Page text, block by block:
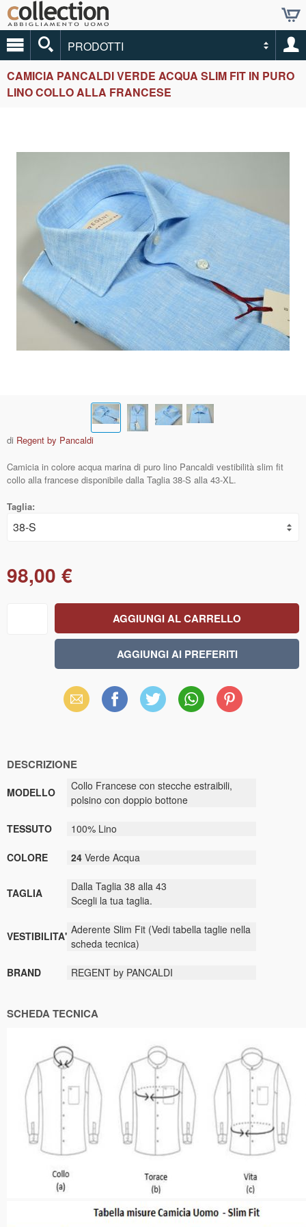
PRODOTTI
CAMICIA PANCALDI VERDE ACQUA SLIM FIT IN PURO
LINO COLLO ALLA FRANCESE
di Regent by Pancaldi
Camicia in colore acqua marina di puro lino Pancaldi vestibilità slim fit
collo alla francese disponibile dalla Taglia 38-S alla 43-XL.
Taglia:
98,00 €
Email Facebook X WhatsAppPinterest
DESCRIZIONE
MODELLO
Collo Francese con stecche estraibili,
polsino con doppio bottone
TESSUTO 100% Lino
COLORE 24 Verde Acqua
TAGLIA
Dalla Taglia 38 alla 43
Scegli la tua taglia.
VESTIBILITA' Aderente Slim Fit (Vedi tabella taglie nella
scheda tecnica)
BRAND REGENT by PANCALDI
SCHEDA TECNICA